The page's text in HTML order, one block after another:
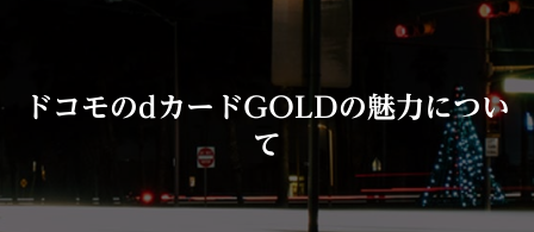
ドコモのdカードGOLDの魅力につい
て